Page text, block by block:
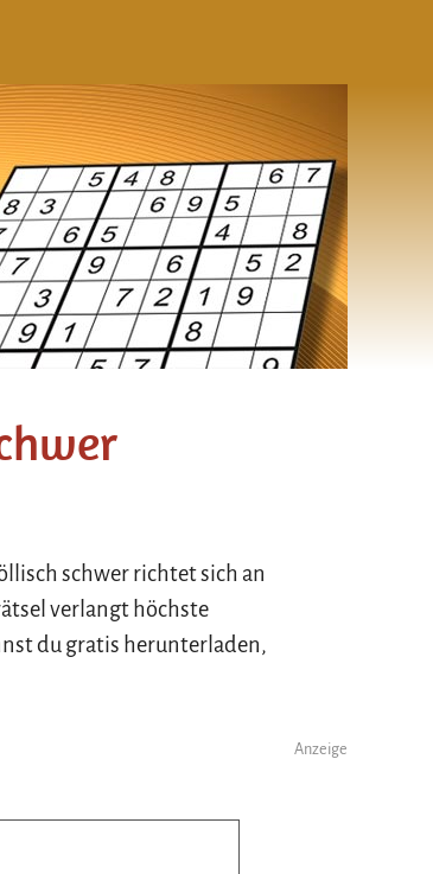
schwer richtet sich an
verlangt höchste
du gratis herunterladen,
Anzeige